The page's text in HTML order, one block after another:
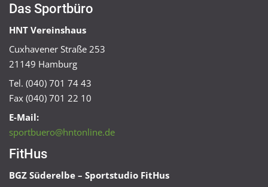
Das Sportbüro
HNT Vereinshaus
Cuxhavener Straße 253
21149 Hamburg
Tel. (040) 701 74 43
Fax (040) 701 22 10
E-Mail:
sportbuero@hntonline.de
FitHus
BGZ Süderelbe – Sportstudio FitHus